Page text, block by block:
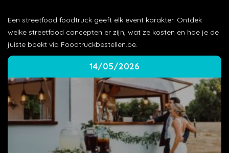
Een streetfood foodtruck geeft elk event karakter. Ontdek
welke streetfood concepten er zijn, wat ze kosten en hoe je de
juiste boekt via Foodtruckbestellen.be.
14/05/2026